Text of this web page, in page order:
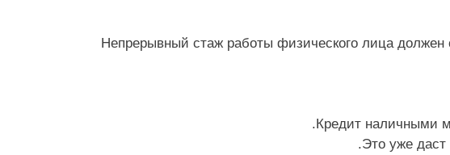
Непрерывный стаж работы физического лица должен
Кредит наличными
Это уже даст